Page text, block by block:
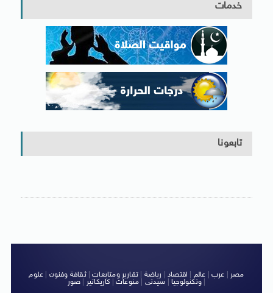
خدمات
تابعونا
مصر عرب عالم اقتصاد رياضة |تقارير ومتابعات|ثقافة وفنون
علوم
وتكنولوجيا| سيدتى منوعات كاريكاتير صور
|